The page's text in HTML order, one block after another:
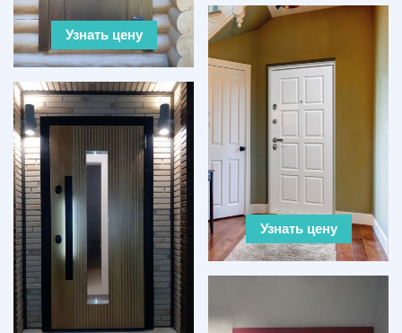
Узнать цену
Узнать цену